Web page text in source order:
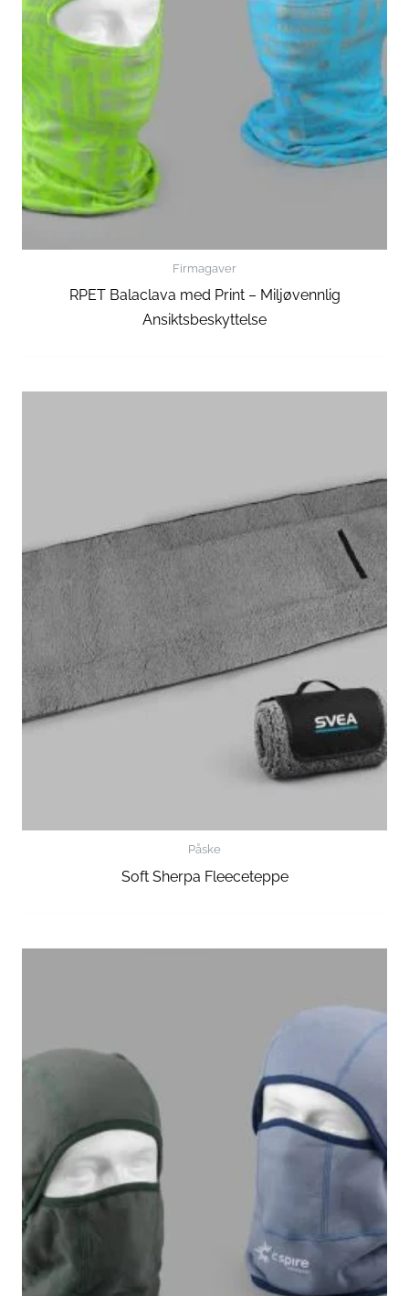
Firmagaver
RPET Balaclava med Print – Miljøvennlig
Ansiktsbeskyttelse
Påske
Soft Sherpa Fleeceteppe